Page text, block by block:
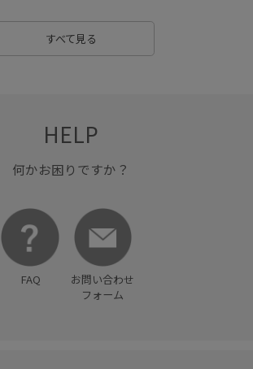
すべて見る
HELP
何かお困りですか？
FAQ
お問い合わせ
フォーム